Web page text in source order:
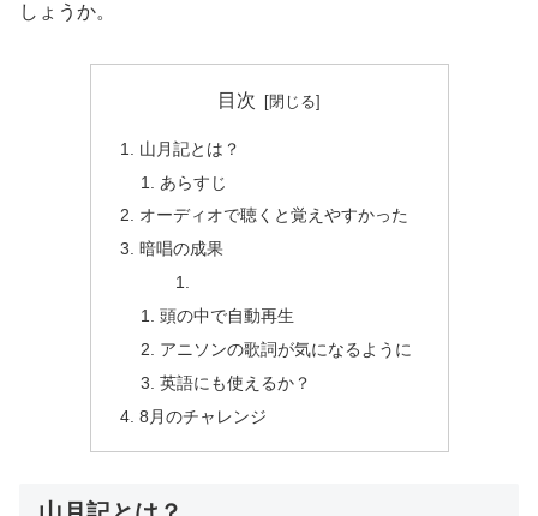
しょうか。
目次
山月記とは？
あらすじ
オーディオで聴くと覚えやすかった
暗唱の成果
頭の中で自動再生
アニソンの歌詞が気になるように
英語にも使えるか？
8月のチャレンジ